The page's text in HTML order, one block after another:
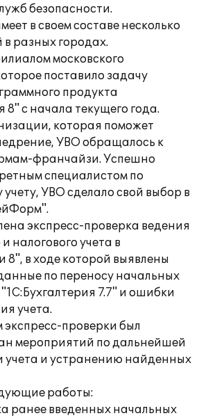
безопасности.
в своем составе несколько
разных городах.
московского
поставило задачу
продукта
8" с начала текущего года.
которая поможет
УВО обращалось к
франчайзи. Успешно
специалистом по
учету, УВО сделало свой выбор в
экспресс-проверка ведения
налогового учета в
8", в ходе которой выявлены
по переносу начальных
7.7" и ошибки
учета.
экспресс-проверки был
мероприятий по дальнейшей
учета и устранению найденных
работы:
ранее введенных начальных